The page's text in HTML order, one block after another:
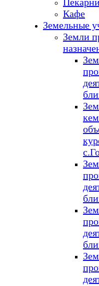
Кафе
Земельные
Земли